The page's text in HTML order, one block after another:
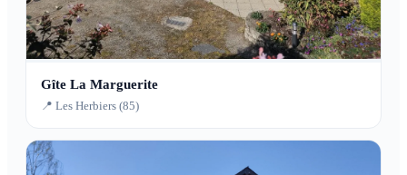
Gîte La Marguerite
📍 Les Herbiers (85)